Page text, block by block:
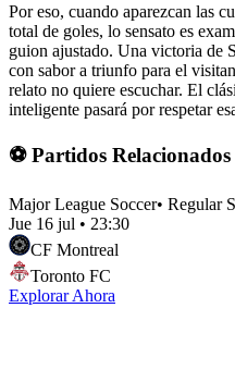
Por eso, cuando aparezcan las
total de goles, lo sensato es
guion ajustado. Una victoria de
con sabor a triunfo para el
relato no quiere escuchar. El
inteligente pasará por respetar
⚽ Partidos Relacionados
Major League Soccer• Regular
Jue 16 jul • 23:30
CF Montreal
Toronto FC
Explorar Ahora